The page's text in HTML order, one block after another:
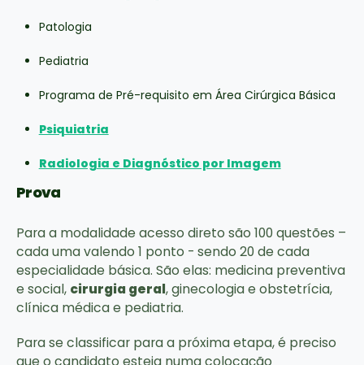
Patologia
Pediatria
Programa de Pré-requisito em Área Cirúrgica Básica
Psiquiatria
Radiologia e Diagnóstico por Imagem
Prova
Para a modalidade acesso direto são 100 questões –
cada uma valendo 1 ponto - sendo 20 de cada
especialidade básica. São elas: medicina preventiva
e social, cirurgia geral, ginecologia e obstetrícia,
clínica médica e pediatria.
Para se classificar para a próxima etapa, é preciso